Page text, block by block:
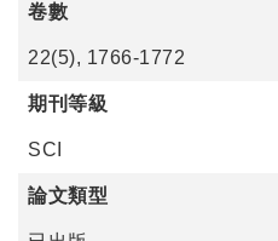
卷數
22(5), 1766-1772
期刊等級
SCI
論文類型